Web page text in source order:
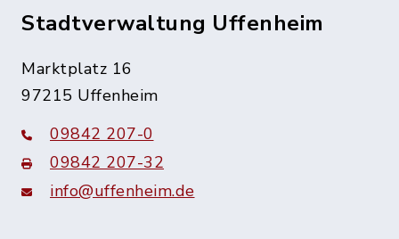
Stadtverwaltung Uffenheim
Marktplatz 16
97215 Uffenheim
09842 207-0
09842 207-32
info@uffenheim.de